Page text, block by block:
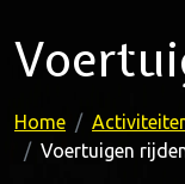
Home
Voertuigen